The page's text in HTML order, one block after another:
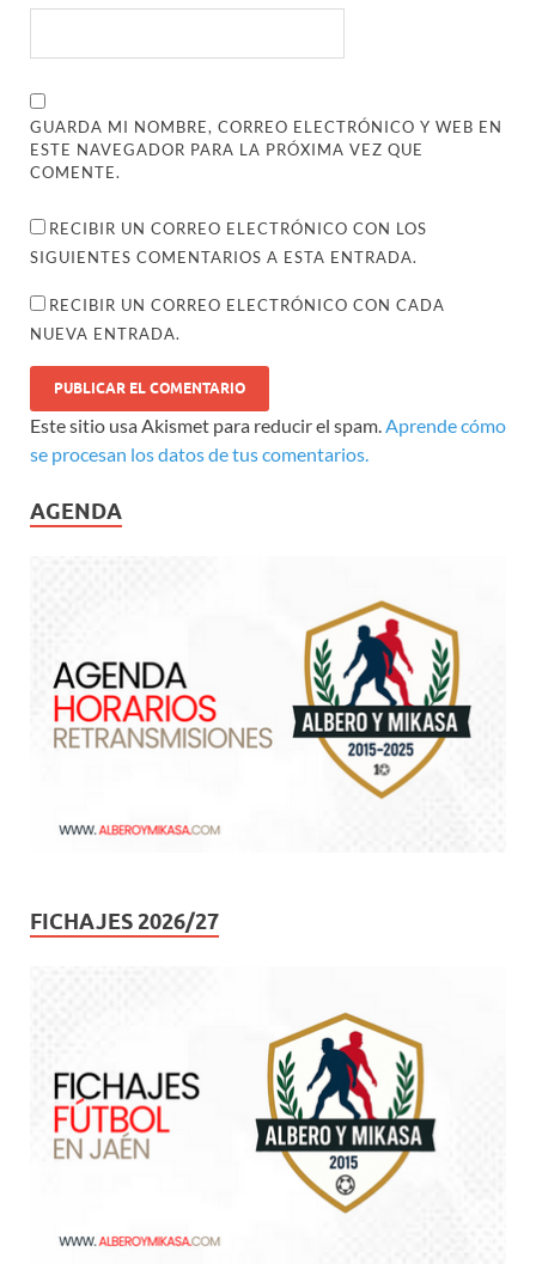
GUARDA MI NOMBRE, CORREO ELECTRÓNICO Y WEB EN
ESTE NAVEGADOR PARA LA PRÓXIMA VEZ QUE
COMENTE.
RECIBIR UN CORREO ELECTRÓNICO CON LOS
SIGUIENTES COMENTARIOS A ESTA ENTRADA.
RECIBIR UN CORREO ELECTRÓNICO CON CADA
NUEVA ENTRADA.
Este sitio usa Akismet para reducir el spam. Aprende cómo
se procesan los datos de tus comentarios.
AGENDA
FICHAJES 2026/27